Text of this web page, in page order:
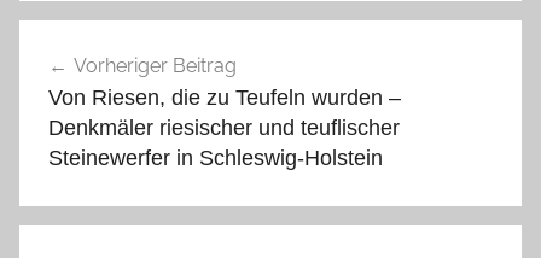
Vorheriger Beitrag
Von Riesen, die zu Teufeln wurden –
Denkmäler riesischer und teuflischer
Steinewerfer in Schleswig-Holstein